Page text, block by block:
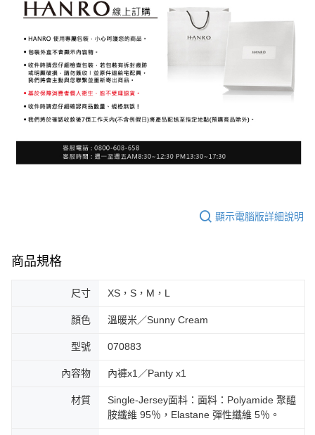
顯示電腦版詳細說明
商品規格
尺寸 XS，S，M，L
顏色 溫暖米／Sunny Cream
型號 070883
內容物 內褲x1／Panty x1
材質
Single-Jersey面料：面料：Polyamide 聚醯
胺纖維 95％，Elastane 彈性纖維 5％。